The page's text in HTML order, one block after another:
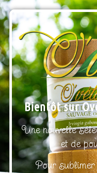
Bientôt sur
Une nouvelle
et de
Pour sublimer